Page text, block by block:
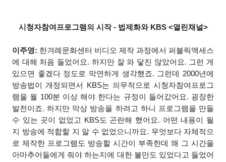
시청자참여프로그램의 시작 - 법제화와 KBS <열린채널>
이주영: 한겨례문화센터 비디오 제작 과정에서 퍼블릭액세스
에 대해 처음 들었어요. 하지만 잘 와 닿진 않았어요. 그런 게
있으면 좋겠다 정도로 막연하게 생각했죠. 그런데 2000년에
방송법이 개정되면서 KBS는 의무적으로 시청자참여프로그
램을 월 100분 이상 해야 한다는 규정이 들어갔어요. 굉장한
발전이죠. 하지만 막상 방송을 하려고 하니 프로그램을 만들
수 있는 곳이 없었고 KBS도 곤란해 했어요. 어떤 내용이 될
지 방송에 적합할 지 알 수 없었으니까요. 무엇보다 자체적으
로 제작한 프로그램도 방송할 시간이 부족한데 왜 그 시간을
아마추어들에게 줘야 하는지에 대한 불만도 있었다고 들었어